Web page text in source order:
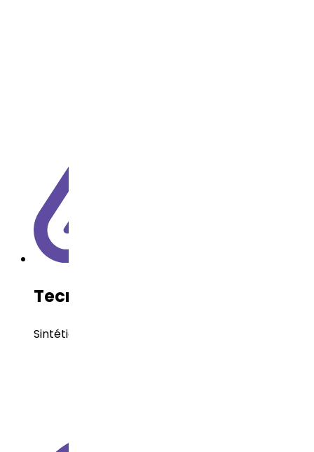
Tecnología del API
Sintética